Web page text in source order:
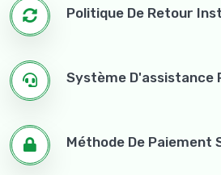
Politique De Retour
Système D'assistance
Méthode De Paiement